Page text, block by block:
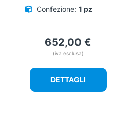
Confezione: 1 pz
652,00 €
(iva esclusa)
DETTAGLI